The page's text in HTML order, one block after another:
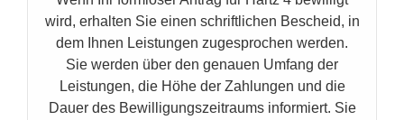
wird, erhalten Sie einen schriftlichen Bescheid, in
dem Ihnen Leistungen zugesprochen werden.
Sie werden über den genauen Umfang der
Leistungen, die Höhe der Zahlungen und die
Dauer des Bewilligungszeitraums informiert. Sie